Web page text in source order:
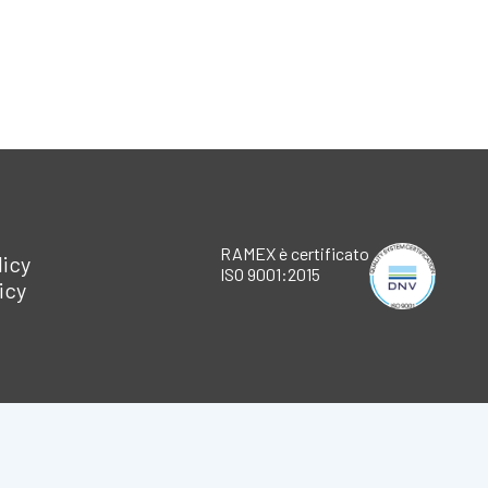
RAMEX è certificato
ISO 9001:2015